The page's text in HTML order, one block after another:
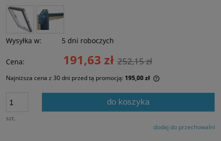
Wysyłka w: 5 dni roboczych
Cena: 191,63 zł 252,15 zł
Najniższa cena z 30 dni przed tą promocją: 195,00 zł
szt.
do koszyka
dodaj do przechowalni